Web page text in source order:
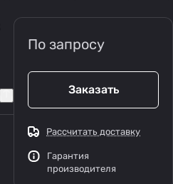
По запросу
Заказать
Рассчитать доставку
Гарантия
производителя